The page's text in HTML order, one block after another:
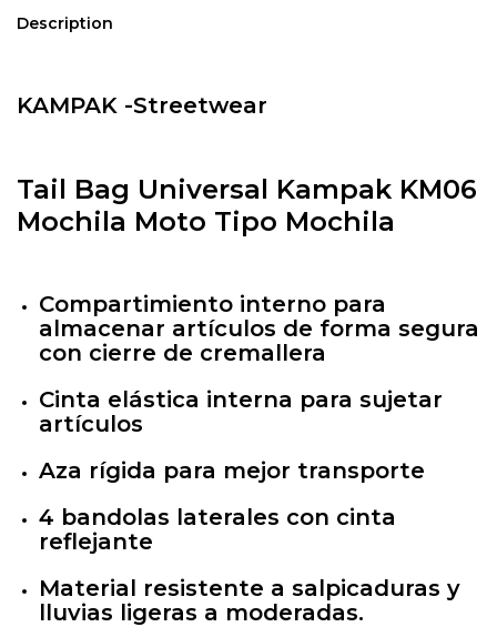
Description
KAMPAK -Streetwear
Tail Bag Universal Kampak KM06
Mochila Moto Tipo Mochila
Compartimiento interno para
almacenar artículos de forma segura
con cierre de cremallera
Cinta elástica interna para sujetar
artículos
Aza rígida para mejor transporte
4 bandolas laterales con cinta
reflejante
Material resistente a salpicaduras y
lluvias ligeras a moderadas.